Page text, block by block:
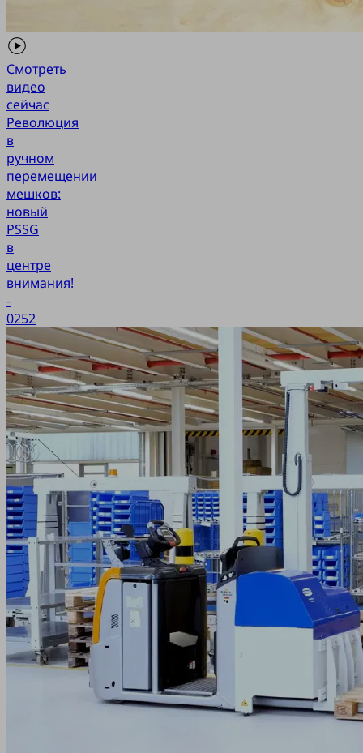
Смотреть
видео
сейчас
Революция
в
ручном
перемещении
мешков:
новый
PSSG
в
центре
внимания!
-
0252